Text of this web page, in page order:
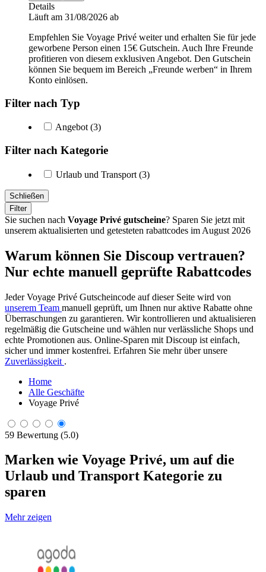
Details
Läuft am 31/08/2026 ab
Empfehlen Sie Voyage Privé weiter und erhalten Sie für jede
geworbene Person einen 15€ Gutschein. Auch Ihre Freunde
profitieren von diesem exklusiven Angebot. Den Gutschein
können Sie bequem im Bereich „Freunde werben“ in Ihrem
Konto einlösen.
Filter nach Typ
Angebot (3)
Filter nach Kategorie
Urlaub und Transport (3)
Schließen
Filter
Sie suchen nach Voyage Privé gutscheine? Sparen Sie jetzt mit
unserem aktualisierten und getesteten rabattcodes im August 2026
Warum können Sie Discoup vertrauen?
Nur echte manuell geprüfte Rabattcodes
Jeder Voyage Privé Gutscheincode auf dieser Seite wird von
unserem Team manuell geprüft, um Ihnen nur aktive Rabatte ohne
Überraschungen zu garantieren. Wir kontrollieren und aktualisieren
regelmäßig die Gutscheine und wählen nur verlässliche Shops und
echte Promotionen aus. Online-Sparen mit Discoup ist einfach,
sicher und immer kostenfrei. Erfahren Sie mehr über unsere
Zuverlässigkeit .
Home
Alle Geschäfte
Voyage Privé
59 Bewertung (5.0)
Marken wie Voyage Privé, um auf die
Urlaub und Transport Kategorie zu
sparen
Mehr zeigen